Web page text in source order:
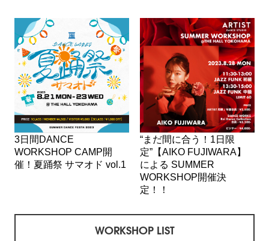
3日間DANCE
WORKSHOP CAMP開
催！夏踊祭 サマオド vol.1
“まだ間に合う！1日限
定”【AIKO FUJIWARA】
による SUMMER
WORKSHOP開催決
定！！
WORKSHOP LIST